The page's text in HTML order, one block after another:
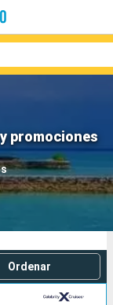
promociones
Ordenar